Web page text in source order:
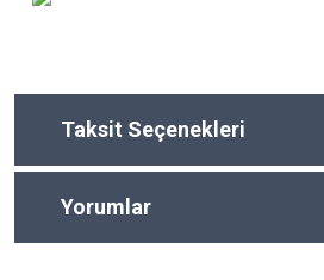
Taksit Seçenekleri
Yorumlar